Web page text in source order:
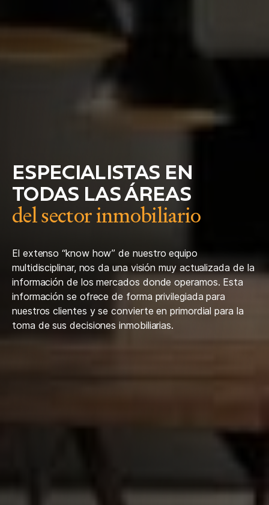
ESPECIALISTAS EN
TODAS LAS ÁREAS
del sector inmobiliario
El extenso “know how” de nuestro equipo
multidisciplinar, nos da una visión muy actualizada de la
información de los mercados donde operamos. Esta
información se ofrece de forma privilegiada para
nuestros clientes y se convierte en primordial para la
toma de sus decisiones inmobiliarias.